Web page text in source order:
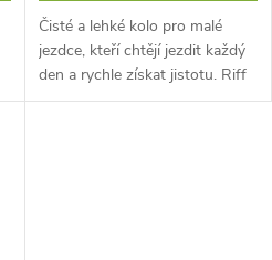
Čisté a lehké kolo pro malé
jezdce, kteří chtějí jezdit každý
den a rychle získat jistotu. Riff
Jr 20 se snadno ovládá na